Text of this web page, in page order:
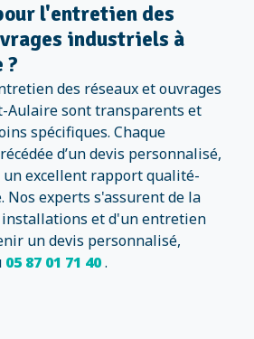
l'entretien des
industriels à
?
des réseaux et ouvrages
Aulaire sont transparents et
spécifiques. Chaque
d’un devis personnalisé,
excellent rapport qualité-
Nos experts s'assurent de la
installations et d'un entretien
un devis personnalisé,
05 87 01 71 40.